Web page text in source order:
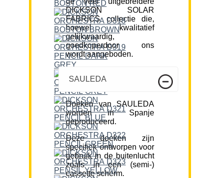
DICKSON SOLAR
FABRICS collectie die,
hoewel kwalitatief
gelijkwaardig,
goedkoperdoor ons
wordt aangeboden.
SAULEDA
Doeken van SAULEDA
worden in Spanje
geproduceerd.
Deze doeken zijn
specifiek ontworpen voor
gebruik in de buitenlucht
zoals in een (semi-)
cassette scherm.